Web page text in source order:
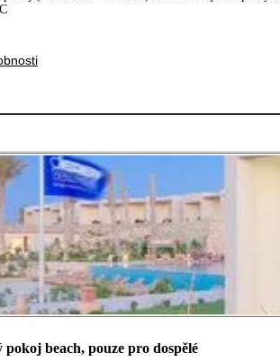
beach, pouze pro dospělé